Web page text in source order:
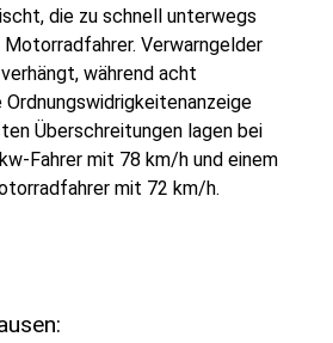
die zu schnell unterwegs
Verwarngelder
während acht
Ordnungswidrigkeitenanzeige
Überschreitungen lagen bei
Fahrer mit 78 km/h und einem
mit 72 km/h.